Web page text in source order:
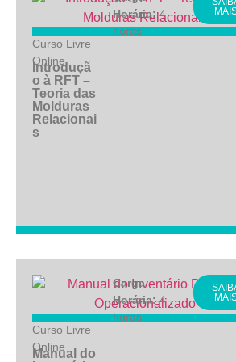
Curso Livre
Online
Introduçã
o à RFT –
Teoria das
Molduras
Relacionai
s
Horária:4
horas
Curso Livre
Online
Manual do
Carga
Horária:4
horas